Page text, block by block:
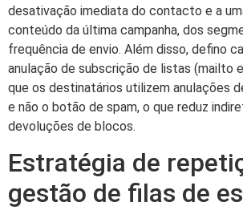
desativação imediata do contacto e a
conteúdo da última campanha, dos
frequência de envio. Além disso, defino
anulação de subscrição de listas (mailto
que os destinatários utilizem anulações
e não o botão de spam, o que reduz
devoluções de blocos.
Estratégia de
gestão de filas de